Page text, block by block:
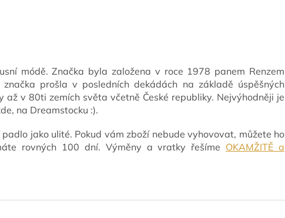
módě. Značka byla založena v roce 1978 panem Renzem
prošla v posledních dekádách na základě úspěšných
až v 80ti zemích světa včetně České republiky. Nejvýhodněji je
na Dreamstocku :).
jako ulité. Pokud vám zboží nebude vyhovovat, můžete ho
rovných 100 dní. Výměny a vratky řešíme OKAMŽITĚ a